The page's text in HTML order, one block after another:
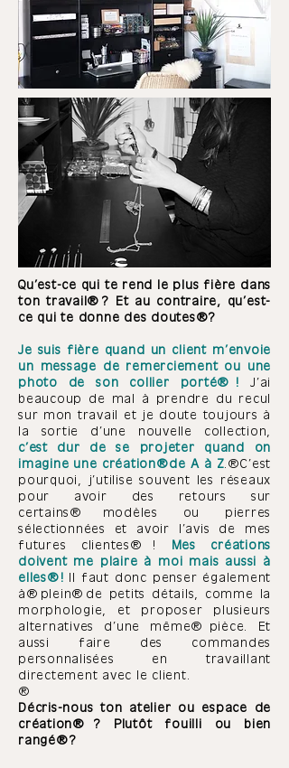
Qu’est-ce qui te rend le plus fière dans
ton travail ? Et au contraire, qu’est-
ce qui te donne des doutes ?
Je suis fière quand un client m’envoie
un message de remerciement ou une
photo de son collier porté ! J’ai
beaucoup de mal à prendre du recul
sur mon travail et je doute toujours à
la sortie d’une nouvelle collection,
c’est dur de se projeter quand on
imagine une création de A à Z . C’est
pourquoi, j’utilise souvent les réseaux
pour avoir des retours sur
certains modèles ou pierres
sélectionnées et avoir l’avis de mes
futures clientes ! Mes créations
doivent me plaire à moi mais aussi à
elles ! Il faut donc penser également
à plein de petits détails, comme la
morphologie, et proposer plusieurs
alternatives d’une mêmepièce. Et
aussi faire des commandes
personnalisées en travaillant
directement avec le client.
Décris-nous ton atelier ou espace de
création ? Plutôt fouilli ou bien
rangé ?